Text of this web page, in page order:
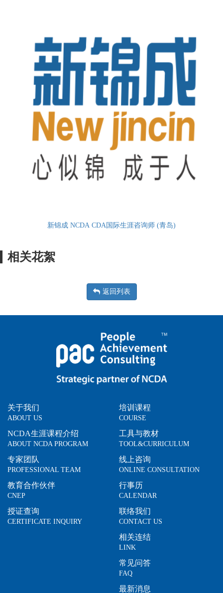
新锦成 NCDA CDA国际生涯咨询师 (青岛)
相关花絮
返回列表
关于我们
ABOUT US
NCDA生涯课程介绍
ABOUT NCDA PROGRAM
专家团队
PROFESSIONAL TEAM
教育合作伙伴
CNEP
授证查询
CERTIFICATE INQUIRY
培训课程
COURSE
工具与教材
TOOL&CURRICULUM
线上咨询
ONLINE CONSULTATION
行事历
CALENDAR
联络我们
CONTACT US
相关连结
LINK
常见问答
FAQ
最新消息